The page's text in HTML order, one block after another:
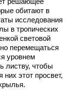
обитают в
исследования
в тропических
световой
перемещаться
уровнем
листву, чтобы
этот просвет,